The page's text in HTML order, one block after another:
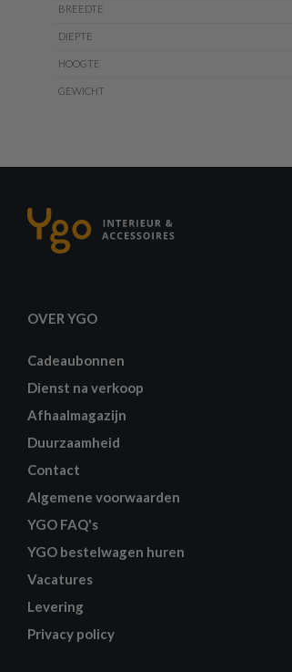
BREEDTE
DIEPTE
HOOGTE
GEWICHT
OVER YGO
Cadeaubonnen
Dienst na verkoop
Afhaalmagazijn
Duurzaamheid
Contact
Algemene voorwaarden
YGO FAQ's
YGO bestelwagen huren
Vacatures
Levering
Privacy policy